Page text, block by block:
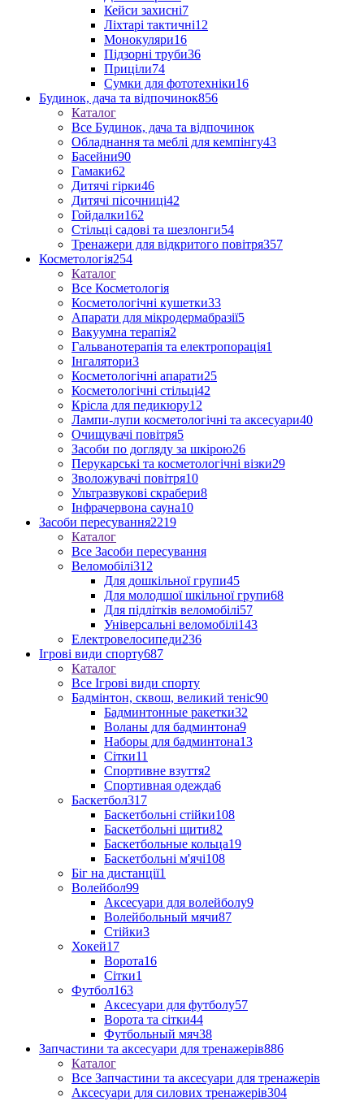
Кейси захисні7
Ліхтарі тактичні12
Монокуляри16
Підзорні труби36
Приціли74
Сумки для фототехніки16
Будинок, дача та відпочинок856
Каталог
Все Будинок, дача та відпочинок
Обладнання та меблі для кемпінгу43
Басейни90
Гамаки62
Дитячі гірки46
Дитячі пісочниці42
Гойдалки162
Стільці садові та шезлонги54
Тренажери для відкритого повітря357
Косметологія254
Каталог
Все Косметологія
Косметологічні кушетки33
Апарати для мікродермабразії5
Вакуумна терапія2
Гальванотерапія та електропорація1
Інгалятори3
Косметологічні апарати25
Косметологічні стільці42
Крісла для педикюру12
Лампи-лупи косметологічні та аксесуари40
Очищувачі повітря5
Засоби по догляду за шкірою26
Перукарські та косметологічні візки29
Зволожувачі повітря10
Ультразвукові скрабери8
Інфрачервона сауна10
Засоби пересування2219
Каталог
Все Засоби пересування
Веломобілі312
Для дошкільної групи45
Для молодшої шкільної групи68
Для підлітків веломобілі57
Універсальні веломобілі143
Електровелосипеди236
Ігрові види спорту687
Каталог
Все Ігрові види спорту
Бадмінтон, сквош, великий теніс90
Бадминтонные ракетки32
Воланы для бадминтона9
Наборы для бадминтона13
Сітки11
Спортивне взуття2
Спортивная одежда6
Баскетбол317
Баскетбольні стійки108
Баскетбольні щити82
Баскетбольные кольца19
Баскетбольні м'ячі108
Біг на дистанції1
Волейбол99
Аксесуари для волейболу9
Волейбольный мячи87
Стійки3
Хокей17
Ворота16
Сітки1
Футбол163
Аксесуари для футболу57
Ворота та сітки44
Футбольный мяч38
Запчастини та аксесуари для тренажерів886
Каталог
Все Запчастини та аксесуари для тренажерів
Аксесуари для силових тренажерів304